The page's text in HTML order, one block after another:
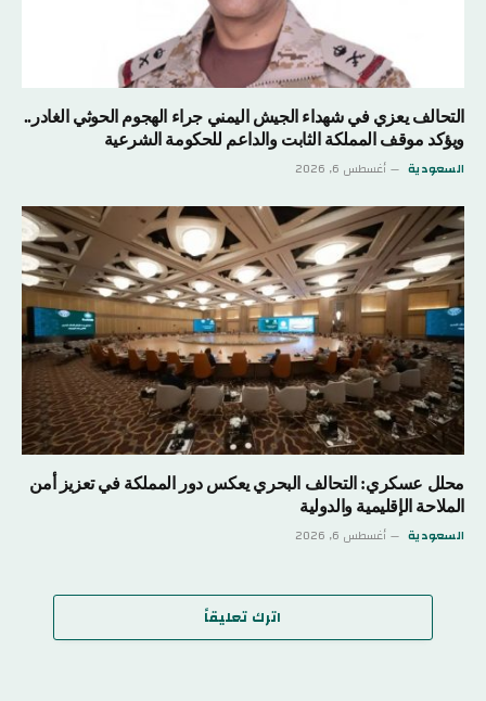
التحالف يعزي في شهداء الجيش اليمني جراء الهجوم الحوثي الغادر..
ويؤكد موقف المملكة الثابت والداعم للحكومة الشرعية
السعودية أغسطس 6, 2026
محلل عسكري: التحالف البحري يعكس دور المملكة في تعزيز أمن
الملاحة الإقليمية والدولية
السعودية أغسطس 6, 2026
اترك تعليقاً